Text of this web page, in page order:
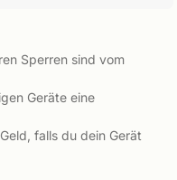
Sperren sind vom
Geräte eine
falls du dein Gerät